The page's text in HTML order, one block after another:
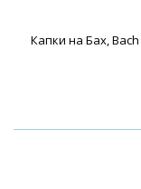
Капки на Бах,